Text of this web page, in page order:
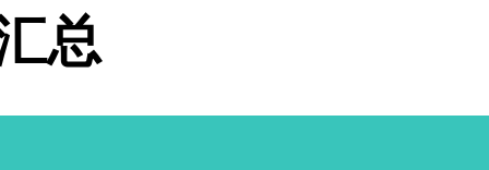
总